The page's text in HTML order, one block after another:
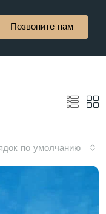
Позвоните нам
по умолчанию